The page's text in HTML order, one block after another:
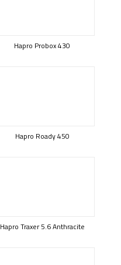
Hapro Probox 430
Hapro Roady 450
Hapro Traxer 5.6 Anthracite